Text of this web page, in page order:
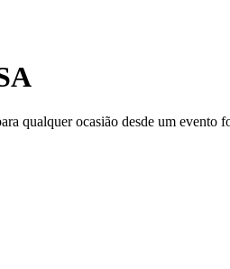
qualquer ocasião desde um evento